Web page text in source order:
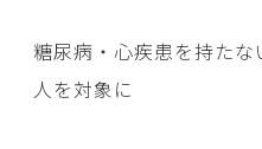
糖尿病・心疾患を持た
人を対象に